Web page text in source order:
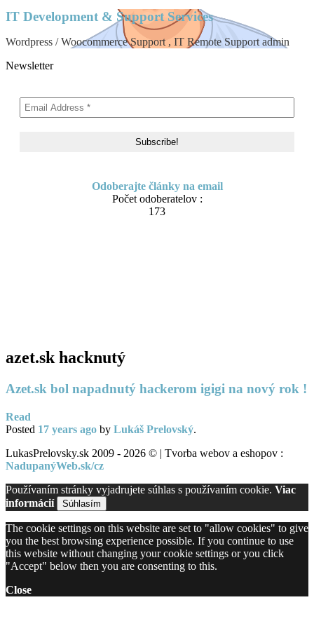
IT Development & Support Services
Wordpress / Woocommerce Support , IT Remote Support admin
Newsletter
Odoberajte články na email
Počet odoberatelov :
173
azet.sk hacknutý
Azet.sk bol napadnutý hackerom igigi na nový rok !
Read
Posted 17 years ago by Lukáš Prelovský.
LukasPrelovsky.sk 2009 - 2026 © | Tvorba webov a eshopov :
NadupanýWeb.sk/cz
Používaním stránky vyjadrujete súhlas s používaním cookie. Viac
informácií
Súhlasím
The cookie settings on this website are set to "allow cookies" to give
you the best browsing experience possible. If you continue to use
this website without changing your cookie settings or you click
"Accept" below then you are consenting to this.
Close